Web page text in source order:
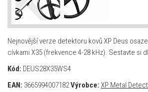
Nejnovější verze detektoru kovů XP Deus
cívkami X35 (frekvence 4-28 kHz). Sestavte si
Kód: DEUS28X35WS4
EAN: 3665994007182Výrobce: XP Metal